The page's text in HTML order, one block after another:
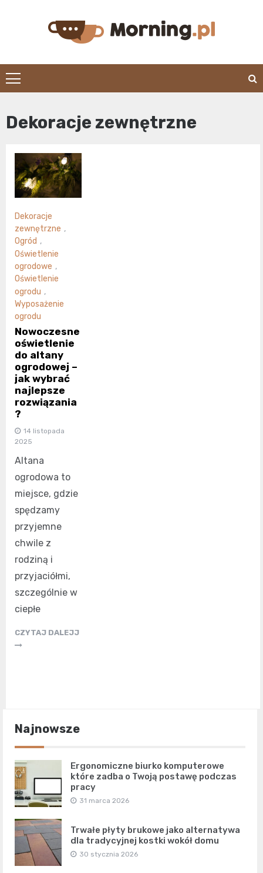
morning.pl
Dekoracje zewnętrzne
Dekoracje
zewnętrzne ,
Ogród ,
Oświetlenie
ogrodowe ,
Oświetlenie
ogrodu ,
Wyposażenie
ogrodu
Nowoczesne
oświetlenie
do altany
ogrodowej –
jak wybrać
najlepsze
rozwiązania
?
14 listopada
2025
Altana
ogrodowa to
miejsce, gdzie
spędzamy
przyjemne
chwile z
rodziną i
przyjaciółmi,
szczególnie w
ciepłe
CZYTAJ DALEJJ
Najnowsze
Ergonomiczne biurko komputerowe
które zadba o Twoją postawę podczas
pracy
31 marca 2026
Trwałe płyty brukowe jako alternatywa
dla tradycyjnej kostki wokół domu
30 stycznia 2026